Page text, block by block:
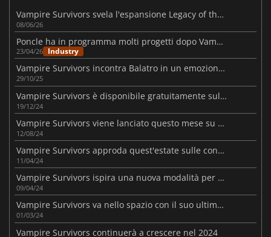
Vampire Survivors svela l'espansione Legacy of the Bloodmoon
08/06/26
Poncle ha in programma molti progetti dopo Vampire Crawlers
23/04/26 Industry
Vampire Survivors incontra Balatro in un emozionante crossover indipendente
29/10/25
Vampire Survivors è disponibile gratuitamente sull'Epic Games Store.
19/12/24
Vampire Survivors viene lanciato questo mese su PlayStation
12/08/24
Vampire Survivors approda quest'estate sulle console PlayStation
11/04/24
Vampire Survivors ispira una nuova modalità per League of Legends
09/04/24
Vampire Survivors va nello spazio con il suo ultimo aggiornamento
01/03/24
Vampire Survivors continuerà a crescere nel 2024